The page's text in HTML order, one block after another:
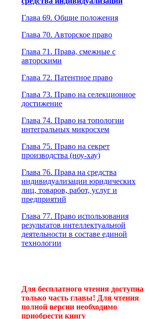
Глава 69. Общие положения
Глава 70. Авторское право
Глава 71. Права, смежные с
авторскими
Глава 72. Патентное право
Глава 73. Право на селекционное
достижение
Глава 74. Право на топологии
интегральных микросхем
Глава 75. Право на секрет
производства (ноу-хау)
Глава 76. Права на средства
индивидуализации юридических
лиц, товаров, работ, услуг и
предприятий
Глава 77. Право использования
результатов интеллектуальной
деятельности в составе единой
технологии
Для бесплатного чтения доступна
только часть главы! Для чтения
полной версии необходимо
приобрести книгу